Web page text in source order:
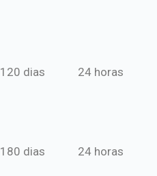
120 dias 24 horas
180 dias 24 horas